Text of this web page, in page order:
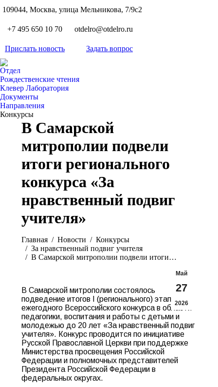
109044, Москва, улица Мельникова, 7/9с2
+7 495 650 10 70 otdelro@otdelro.ru
Прислать новость Задать вопрос
Отдел
Рождественские чтения
Клевер Лаборатория
Документы
Направления
Конкурсы
В Самарской
митрополии подвели
итоги регионального
конкурса «За
нравственный подвиг
учителя»
Главная
Новости
Конкурсы
За нравственный подвиг учителя
В Самарской митрополии подвели итоги…
Май
27
2026
В Самарской митрополии состоялось
подведение итогов I (регионального) этапа XХI
ежегодного Всероссийского конкурса в области
педагогики, воспитания и работы с детьми и
молодежью до 20 лет «За нравственный подвиг
учителя». Конкурс проводится по инициативе
Русской Православной Церкви при поддержке
Министерства просвещения Российской
Федерации и полномочных представителей
Президента Российской Федерации в
федеральных округах.